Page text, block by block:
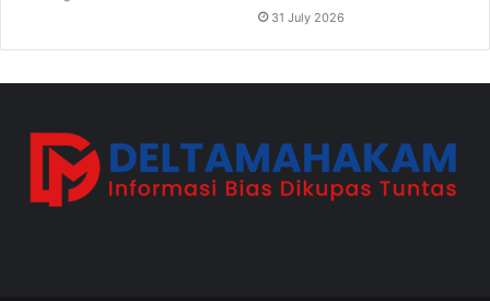
31 July 2026